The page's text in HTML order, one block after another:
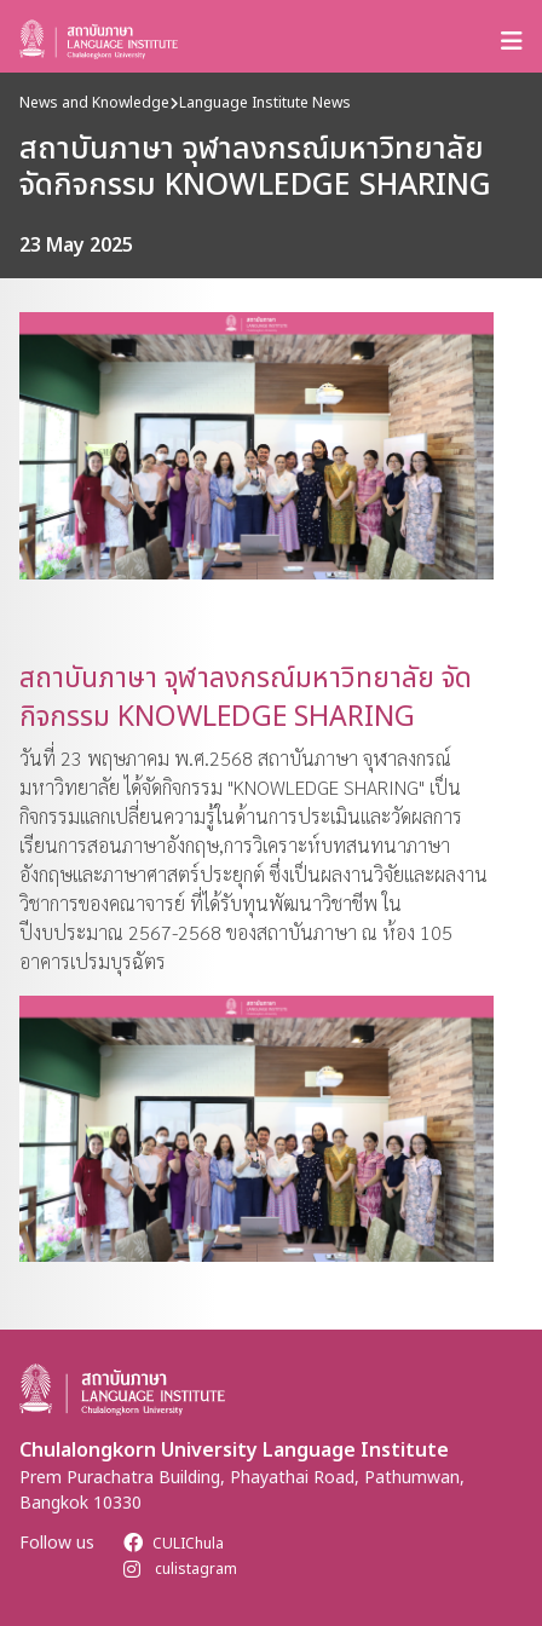
News and Knowledge Language Institute News
สถาบันภาษา จุฬาลงกรณ์มหาวิทยาลัย
จัดกิจกรรม KNOWLEDGE SHARING
23 May 2025
สถาบันภาษา จุฬาลงกรณ์มหาวิทยาลัย จัด
กิจกรรม KNOWLEDGE SHARING
วันที่ 23 พฤษภาคม พ.ศ.2568 สถาบันภาษา จุฬาลงกรณ์
มหาวิทยาลัย ได้จัดกิจกรรม "KNOWLEDGE SHARING" เป็น
กิจกรรมแลกเปลี่ยนความรู้ในด้านการประเมินและวัดผลการ
เรียนการสอนภาษาอังกฤษ,การวิเคราะห์บทสนทนาภาษา
อังกฤษและภาษาศาสตร์ประยุกต์ ซึ่งเป็นผลงานวิจัยและผลงาน
วิชาการของคณาจารย์ ที่ได้รับทุนพัฒนาวิชาชีพ ใน
ปีงบประมาณ 2567-2568 ของสถาบันภาษา ณ ห้อง 105
อาคารเปรมบุรฉัตร
Chulalongkorn University Language Institute
Prem Purachatra Building, Phayathai Road, Pathumwan,
Bangkok 10330
Follow us
CULIChula
culistagram